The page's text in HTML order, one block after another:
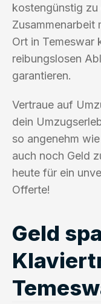
kostengünstig zu
Zusammenarbeit
Ort in Temeswar
reibungslosen
garantieren.
Vertraue auf
dein
so angenehm
auch noch Geld
heute für ein
Offerte!
Geld